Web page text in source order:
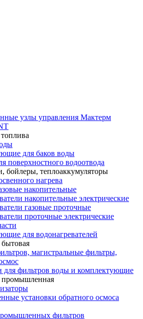
узлы управления Мактерм
для баков воды
поверхностного водоотвода
бойлеры, теплоаккумуляторы
нагрева
накопительные
накопительные электрические
газовые проточные
проточные электрические
для водонагревателей
магистральные фильтры,
для фильтров воды и комплектующие
промышленная
установки обратного осмоса
фильтров